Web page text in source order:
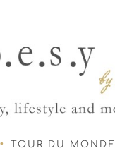
TOUR DU MONDE